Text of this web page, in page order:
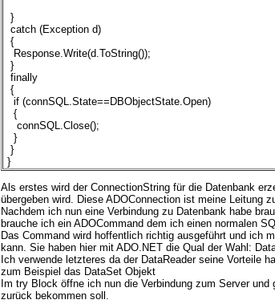
}
catch (Exception d)
{
Response.Write(d.ToString());
}
finally
{
if (connSQL.State==DBObjectState.Open)
{
connSQL.Close();
}
}
}
Als erstes wird der ConnectionString für die Datenbank
übergeben wird. Diese ADOConnection ist meine Leitung
Nachdem ich nun eine Verbindung zu Datenbank habe
brauche ich ein ADOCommand dem ich einen normalen
Das Command wird hoffentlich richtig ausgeführt und ich
kann. Sie haben hier mit ADO.NET die Qual der Wahl:
Ich verwende letzteres da der DataReader seine Vorteile
zum Beispiel das DataSet Objekt
Im try Block öffne ich nun die Verbindung zum Server
zurück bekommen soll.